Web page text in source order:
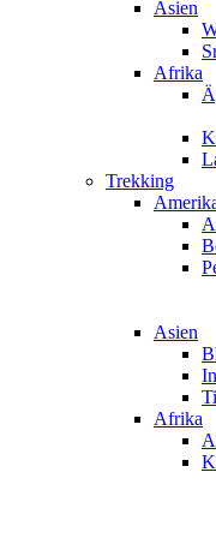
Asien
Afrika
Trekking
Asien
Afrika